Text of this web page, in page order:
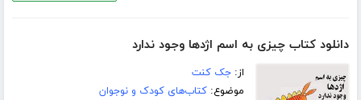
دانلود کتاب چیزی به اسم اژدها وجود ندارد
از:جک کنت
موضوع:کتاب‌های کودک و نوجوان